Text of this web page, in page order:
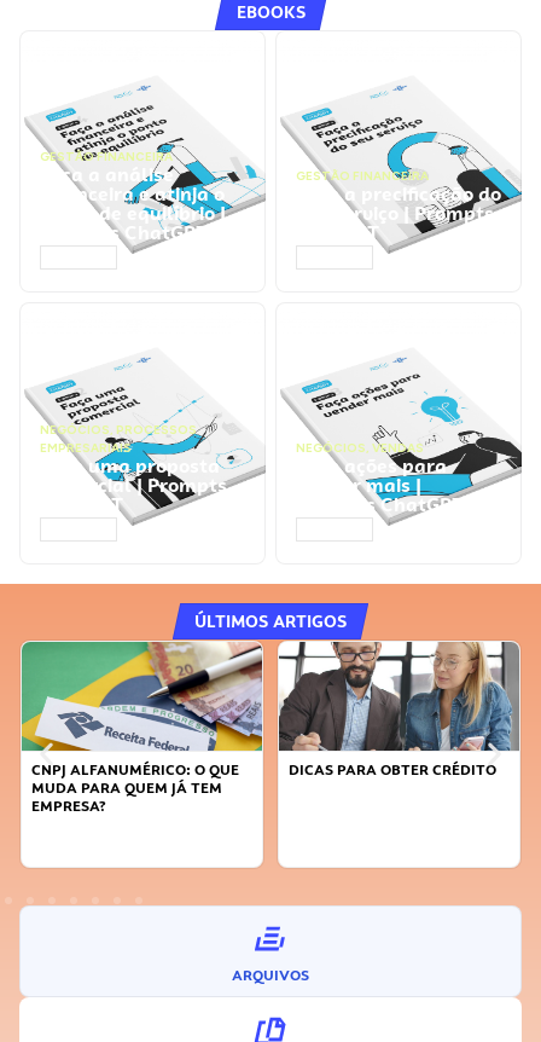
EBOOKS
GESTÃO FINANCEIRA
Faça a análise
financeira e atinja o
ponto de equilíbrio |
Prompts ChatGPT
GESTÃO FINANCEIRA
Faça a precificação do
seu serviço | Prompts
ChatGPT
NEGÓCIOS, PROCESSOS
EMPRESARIAIS
Faça uma proposta
comercial | Prompts
ChatGPT
NEGÓCIOS, VENDAS
Faça ações para
vender mais |
Prompts ChatGPT
ÚLTIMOS ARTIGOS
O QUE
QUEM JÁ TEM
DICAS PARA OBTER CRÉDITO
FAÇA A
ARQUIVOS